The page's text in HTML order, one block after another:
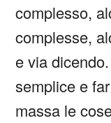
complesso,
complesse,
e via
semplice e
massa le